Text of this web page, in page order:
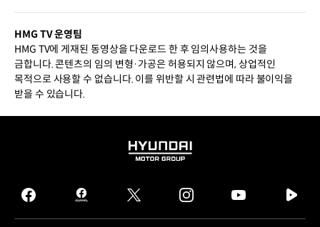
HMG TV 운영팀
HMG TV에 게재된 동영상을 다운로드 한 후 임의사용하는 것을
금합니다. 콘텐츠의 임의 변형·가공은 허용되지 않으며, 상업적인
목적으로 사용할 수 없습니다. 이를 위반할 시 관련법에 따라 불이익을
받을 수 있습니다.
HYUNDAI
GROUP
facebook
hmg
journal
twitter instagram
tv